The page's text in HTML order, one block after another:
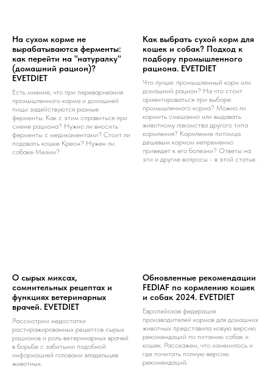
На сухом корме не
вырабатываются ферменты:
как перейти на "натуралку"
(домашний рацион)?
EVETDIET
Есть мнение, что при переваривания
промышленного корма и домашней
пищи задействуются разные
ферменты. Как с этим справиться при
смене рациона? Нужно ли вносить
ферменты с медикаментами? Стоит ли
подавать кошке Креон? Нужен ли
собаке Мезим?
Как выбрать сухой корм для
кошек и собак? Подход к
подбору промышленного
рациона. EVETDIET
Что лучше: промышленный корм или
домашний рацион? На что стоит
ориентироваться при выборе
промышленного корма? Можно ли
кормить смешанно или выдавать
животному лакомства другого типа
кормления? Кормление питомца
дешевым кормом непременно
приведет к его болезни? Ответы на
эти и другие вопросы - в этой статье.
О сырых миксах,
сомнительных рецептах и
функциях ветеринарных
врачей. EVETDIET
Рассмотрим недостатки
растиражированных рецептов сырых
рационов и роль ветеринарных врачей
в борьбе с забитыми подобной
информацией головами владельцев
животных.
Обновленные рекомендации
FEDIAF по кормлению кошек
и собак 2024. EVETDIET
Европейская федерация
производителей кормов для домашних
животных представила новую версию
рекомендаций по питанию собак и
кошек. Расскажем, что изменилось и
где почитать полную версию
рекомендаций.